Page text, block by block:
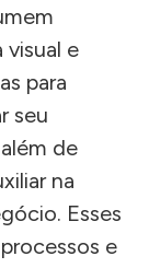
e
para
seu
de
na
Esses
e